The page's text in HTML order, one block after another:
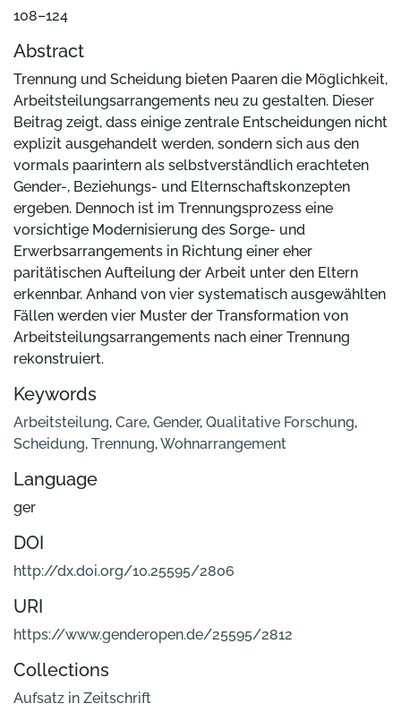
108–124
Abstract
Trennung und Scheidung bieten Paaren die Möglichkeit,
Arbeitsteilungsarrangements neu zu gestalten. Dieser
Beitrag zeigt, dass einige zentrale Entscheidungen nicht
explizit ausgehandelt werden, sondern sich aus den
vormals paarintern als selbstverständlich erachteten
Gender-, Beziehungs- und Elternschaftskonzepten
ergeben. Dennoch ist im Trennungsprozess eine
vorsichtige Modernisierung des Sorge- und
Erwerbsarrangements in Richtung einer eher
paritätischen Aufteilung der Arbeit unter den Eltern
erkennbar. Anhand von vier systematisch ausgewählten
Fällen werden vier Muster der Transformation von
Arbeitsteilungsarrangements nach einer Trennung
rekonstruiert.
Keywords
Arbeitsteilung, Care, Gender, Qualitative Forschung,
Scheidung, Trennung,Wohnarrangement
Language
ger
DOI
http://dx.doi.org/10.25595/2806
URI
https://www.genderopen.de/25595/2812
Collections
Aufsatz in Zeitschrift